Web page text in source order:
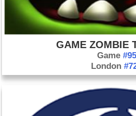
GAME ZOMBIE
Game #95
London